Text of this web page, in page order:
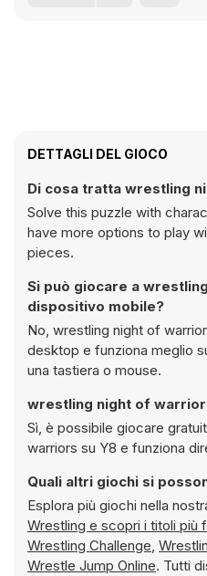
DETTAGLI DEL GIOCO
Di cosa tratta wrestling
Solve this puzzle with
have more options to play
pieces.
Si può giocare a
dispositivo mobile?
No, wrestling night of
desktop e funziona meglio
una tastiera o mouse.
wrestling night of
Sì, è possibile giocare
warriors su Y8 e
Quali altri giochi si
Esplora più giochi nella
Wrestling e scopri i titoli
Wrestling Challenge,
Wrestle Jump Online. Tutti